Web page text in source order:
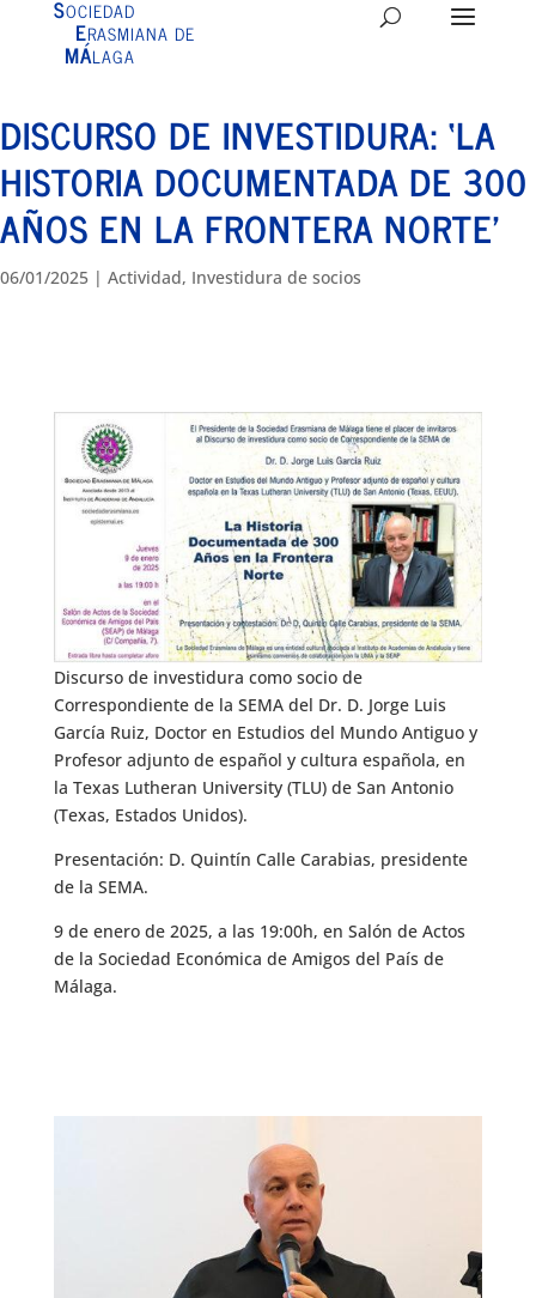
SOCIEDAD
ERASMIANA DE
MÁLAGA
DISCURSO DE INVESTIDURA: ‘LA
HISTORIA DOCUMENTADA DE 300
AÑOS EN LA FRONTERA NORTE’
06/01/2025 | Actividad, Investidura de socios
Discurso de investidura como socio de
Correspondiente de la SEMA del Dr. D. Jorge Luis
García Ruiz, Doctor en Estudios del Mundo Antiguo y
Profesor adjunto de español y cultura española, en
la Texas Lutheran University (TLU) de San Antonio
(Texas, Estados Unidos).
Presentación: D. Quintín Calle Carabias, presidente
de la SEMA.
9 de enero de 2025, a las 19:00h, en Salón de Actos
de la Sociedad Económica de Amigos del País de
Málaga.